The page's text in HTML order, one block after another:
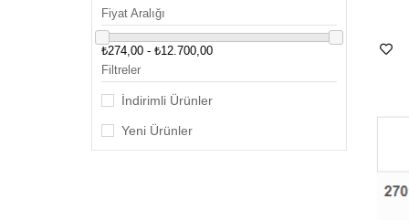
Fiyat Aralığı
₺274,00 - ₺12.700,00
Filtreler
İndirimli Ürünler
Yeni Ürünler